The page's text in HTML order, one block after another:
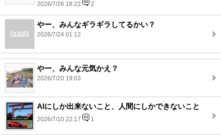
2026/7/26 18:22 2
やー、みんなギラギラしてるかい？
2026/7/24 01:12
やー、みんな元気かえ？
2026/7/20 19:03
AIにしか出来ないこと、人間にしかできないこと
2026/7/10 22:17 1